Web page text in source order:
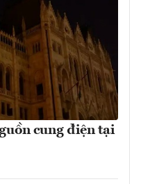
cung điện tại